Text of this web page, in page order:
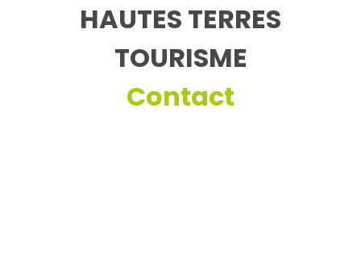
HAUTES TERRES
TOURISME
Contact